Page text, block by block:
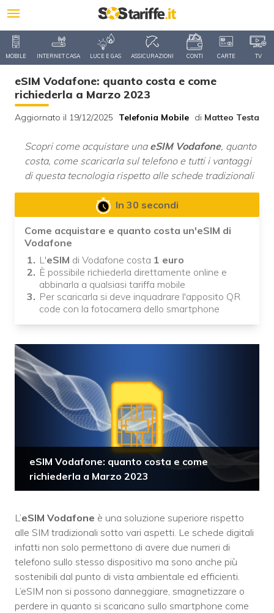
MOBILE INTERNET CASA LUCE E GAS ASSICURAZIONI CONTI CARTE TV
eSIM Vodafone: quanto costa e come
richiederla a Marzo 2023
Aggiornato il 19/12/2025 Telefonia Mobile di Matteo Testa
Scopri come acquistare una eSIM Vodafone, quanto
costa, come scaricarla sul telefono e tutti i vantaggi
di questa tecnologia rispetto alle schede tradizionali
In 30 secondi
Come acquistare e quanto costa un'eSIM di
Vodafone
L'eSIM di Vodafone costa 1 euro
È possibile richiederla direttamente online e
abbinarla a qualsiasi tariffa mobile
Per scaricarla si deve inquadrare l'apposito QR
code con la fotocamera dello smartphone
eSIM Vodafone: quanto costa e come
richiederla a Marzo 2023
L’eSIM Vodafone è una soluzione superiore rispetto
alle SIM tradizionali sotto vari aspetti. Le schede digitali
infatti non solo permettono di avere due numeri di
telefono sullo stesso dispositivo ma sono anche più
sostenibili dal punto di vista ambientale ed efficienti.
L’eSIM non si possono danneggiare, smagnetizzare o
perdere in quanto si scaricano sullo smartphone come